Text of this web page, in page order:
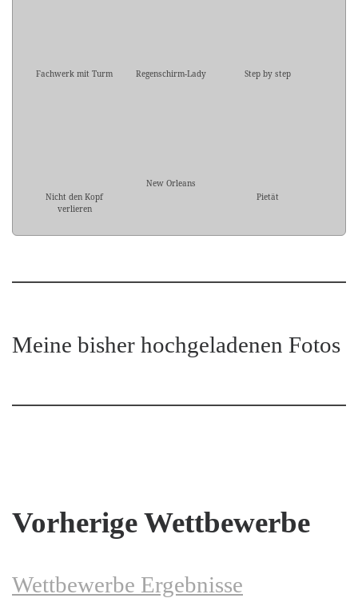
Fachwerk mit Turm Regenschirm-Lady Step by step
Nicht den Kopf
verlieren
New Orleans
Pietät
Meine bisher hochgeladenen Fotos
Vorherige Wettbewerbe
Wettbewerbe Ergebnisse